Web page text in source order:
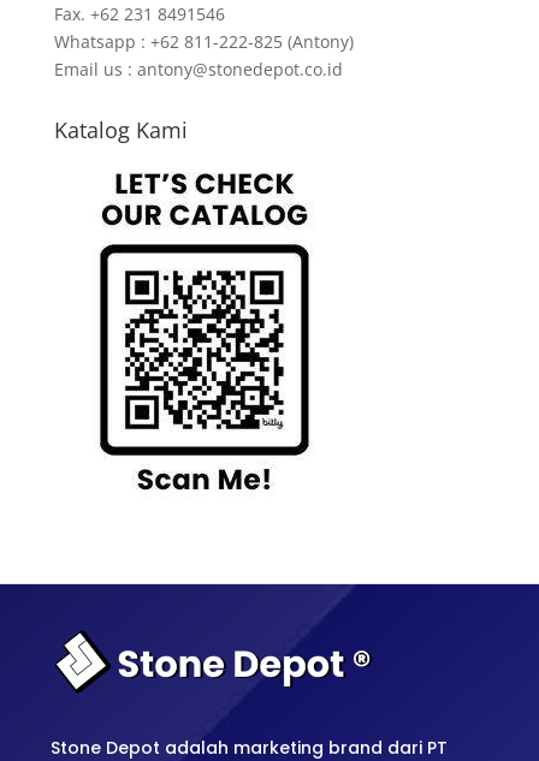
Fax. +62 231 8491546
Whatsapp : +62 811-222-825 (Antony)
Email us : antony@stonedepot.co.id
Katalog Kami
Stone Depot adalah marketing brand dari PT